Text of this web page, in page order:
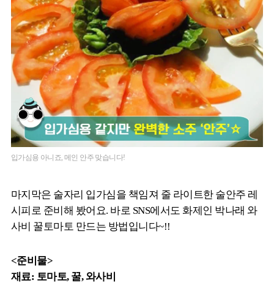
입가심용 아니죠, 메인 안주 맞습니다!
마지막은 술자리 입가심을 책임져 줄 라이트한 술안주 레
시피로 준비해 봤어요. 바로 SNS에서도 화제인 박나래 와
사비 꿀토마토 만드는 방법입니다~!!
<준비물>
재료: 토마토, 꿀, 와사비